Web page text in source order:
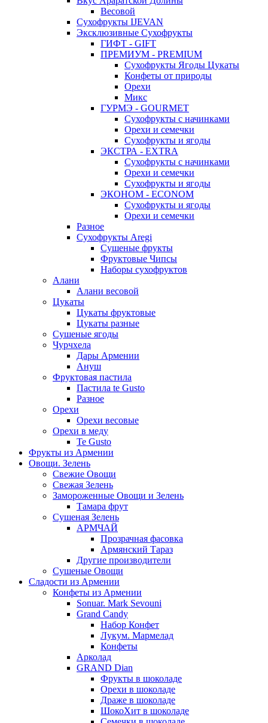
Весовой
Сухофрукты IJEVAN
Эксклюзивные Сухофрукты
ГИФТ - GIFT
ПРЕМИУМ - PREMIUM
Сухофрукты Ягоды Цукаты
Конфеты от природы
Орехи
Микс
ГУРМЭ - GOURMET
Сухофрукты с начинками
Орехи и семечки
Сухофрукты и ягоды
ЭКСТРА - EXTRA
Сухофрукты с начинками
Орехи и семечки
Сухофрукты и ягоды
ЭКОНОМ - ECONOM
Сухофрукты и ягоды
Орехи и семечки
Разное
Сухофрукты Aregi
Сушеные фрукты
Фруктовые Чипсы
Наборы сухофруктов
Алани
Алани весовой
Цукаты
Цукаты фруктовые
Цукаты разные
Сушеные ягоды
Чурчхела
Дары Армении
Ануш
Фруктовая пастила
Пастила te Gusto
Разное
Орехи
Орехи весовые
Орехи в меду
Te Gusto
Фрукты из Армении
Овощи. Зелень
Свежие Овощи
Свежая Зелень
Замороженные Овощи и Зелень
Тамара фрут
Сушеная Зелень
АРМЧАЙ
Прозрачная фасовка
Армянский Тараз
Другие производители
Сушеные Овощи
Сладости из Армении
Конфеты из Армении
Sonuar. Mark Sevouni
Grand Candy
Набор Конфет
Лукум. Мармелад
Конфеты
Арколад
GRAND Dian
Фрукты в шоколаде
Орехи в шоколаде
Драже в шоколаде
ШокоХит в шоколаде